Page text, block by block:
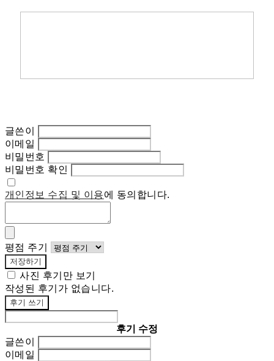
글쓴이
이메일
비밀번호
비밀번호 확인
개인정보 수집 및 이용에 동의합니다.
평점 주기
저장하기
사진 후기만 보기
작성된 후기가 없습니다.
후기 쓰기
후기 수정
글쓴이
이메일